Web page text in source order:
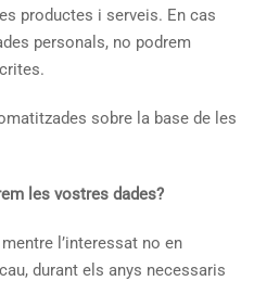
productes i serveis. En cas
personals, no podrem
sobre la base de les
les vostres dades?
l’interessat no en
durant els anys necessaris